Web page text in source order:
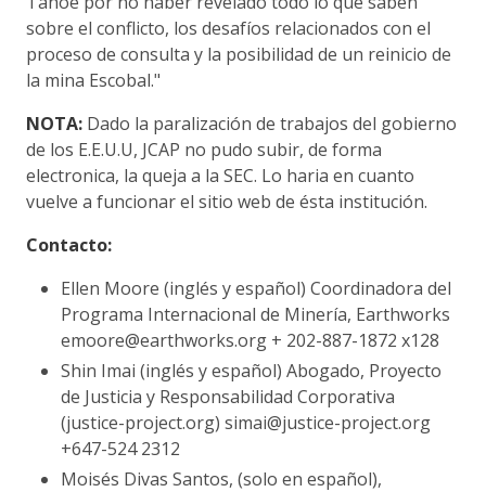
sobre el conflicto, los desafíos relacionados con el
proceso de consulta y la posibilidad de un reinicio de
la mina Escobal."
NOTA: Dado la paralización de trabajos del gobierno
de los E.E.U.U, JCAP no pudo subir, de forma
electronica, la queja a la SEC. Lo haria en cuanto
vuelve a funcionar el sitio web de ésta institución.
Contacto:
Ellen Moore (inglés y español) Coordinadora del
Programa Internacional de Minería, Earthworks
emoore@earthworks.org + 202-887-1872 x128
Shin Imai (inglés y español) Abogado, Proyecto
de Justicia y Responsabilidad Corporativa
(justice-project.org) simai@justice-project.org
+647-524 2312
Moisés Divas Santos, (solo en español),